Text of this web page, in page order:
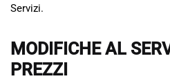
Servizi.
MODIFICHE AL
PREZZI